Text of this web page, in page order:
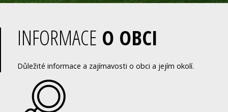
INFORMACE O OBCI
Důležité informace a zajímavosti o obci a jejím okolí.